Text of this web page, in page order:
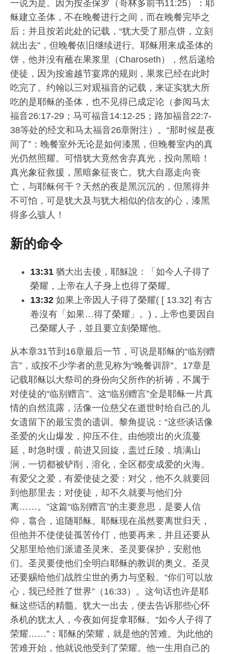
一说为是。因为按圣保罗（哥林多前书11:25）：耶
稣建立圣体，不在晚餐进行之间，而在晚餐完毕之
后；并且按若此处的记载，“犹大受了那点饼，立刻
就出去”，但晚餐依旧继续进行。耶稣用来成圣体的
饼，他并没有蘸在果浆里（Charoseth），然后递给
使徒，因为按逾越节宴席的规则，果浆已经在此时
吃完了。约翰以三对观福音的记载，来证实犹大所
吃的是耶稣的圣体，也不见得已成定论（参阅马太
福音26:17-29；马可福音14:12-25；路加福音22:7-
38等处的经文和马太福音26章附注）。“那时候是夜
间了”：晚餐室外无论是如何漆黑，但晚餐室内的真
光仍然照耀。可惜犹大竟然舍弃真光，投向黑暗！
真光象征救援，黑暗象征丧亡。犹大自愿走向丧
亡，与耶稣何干？天然的夜是黑沉沉的，但黑得并
不可怕，可是犹大及与犹大相似的信友的心，漆黑
得多么骇人！
新的命令
13:31 猶大出去後，耶穌說：「如今人子得了
榮耀，上帝在人子身上也得了榮耀。
13:32 如果上帝因人子得了榮耀( [ 13.32] 有古
卷沒有「如果…得了榮耀」。)，上帝也要因自
己榮耀人子，並且要立刻榮耀他。
从本章31节到16章最后一节，可说是耶稣的“临别赠
言”，或按不少学者的意见称为“晚餐训辞”。17章是
记载耶稣以大祭司的身份向父所作的祈祷，不属于
对使徒的“临别赠言”。这“临别赠言”全是耶稣一片真
情的自然流露，活像一位慈父在逝世时给自己的儿
女遗留下的最宝贵的遗训。黎角提说：“这些谈话像
圣爱的火山爆发，抑压不住。由他喷出的火流蔓
延，时急时缓，前进又回旋，盖过丘陵，填满山
涧，一切都被铲削，溶化，全区都变成爱的火海。
有爱父之爱，有爱使徒之爱：对父，他不久就要回
到他那里去；对使徒，却不久就要与他们分
离……。”这篇“临别赠言”的主要意思，是要人信
仰，翕合，追随耶稣。耶稣现在虽然要离世归天，
但他并不使使徒孤苦伶仃，他要再来，并且还要从
父那里给他们派遣圣灵来。圣灵要保护，安慰他
们。圣灵要使他们全明白耶稣的教训的奥义。圣灵
还要赐给他们战胜尘世的勇力与坚毅。“你们可以放
心，我已经胜了世界”（16:33）。这句话也许是耶
稣这些话的精髓。犹大一出去，便去告诉那些心怀
杀机的犹太人，今夜如何捉拿耶稣。“如今人子得了
荣耀……”：耶稣的荣耀，就是他的苦难。为此他的
苦难开始，他就说他受到了荣耀。他一生用自己的